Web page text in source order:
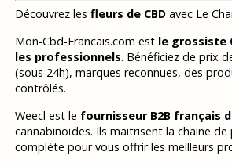
Découvrez les fleurs de CBDavec Le
Mon-Cbd-Francais.com est le grossiste
les professionnels. Bénéficiez de prix
(sous 24h), marques reconnues, des
contrôlés.
Weecl est le fournisseur B2B français
cannabinoïdes. Ils maitrisent la chaine
complète pour vous offrir les meilleurs